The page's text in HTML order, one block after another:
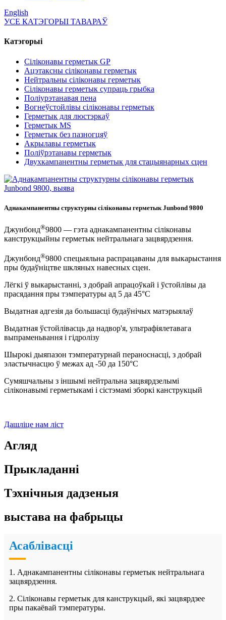
English
УСЕ КАТЭГОРЫІ ТАВАРАЎ
Катэгорыі
Сіліконавы герметык GP
Ацэтаксны сіліконавы герметык
Нейтральны сіліконавы герметык
Сіліконавы герметык супраць грыбка
Поліурэтанавая пена
Вогнеўстойлівы сіліконавы герметык
Герметык для люстэркаў
Герметык MS
Герметык без пазногцяў
Акрылавы герметык
Поліўрэтанавы герметык
Двухкампанентны герметык для стацыянарных сцен
Аднакампанентны структурны сіліконавы герметык Junbond 9800
Джунбонд®9800 — гэта аднакампанентны сіліконавы
канструкцыйны герметык нейтральнага зацвярдзення.
Джунбонд®9800 спецыяльна распрацаваны для выкарыстання
пры будаўніцтве шкляных навесных сцен.
Лёгкі ў выкарыстанні, з добрай апрацоўкай і ўстойлівы да
прасядання пры тэмпературы ад 5 да 45°C
Выдатная адгезія да большасці будаўнічых матэрыялаў
Выдатная ўстойлівасць да надвор'я, ультрафіялетавага
выпраменьвання і гідролізу
Шырокі дыяпазон тэмпературнай пераноснасці, з добрай
эластычнасцю ў межах ад -50 да 150°C
Сумяшчальны з іншымі нейтральна зацвярдзелымі
сіліконавымі герметыкамі і сістэмамі зборкі канструкцый
Дашліце нам ліст
Агляд
Прыкладанні
Тэхнічныя дадзеныя
выстава на фабрыцы
Асаблівасці
1. Аднакампанентны сіліконавы герметык нейтральнага
зацвярдзення.
2. Сіліконавы герметык для канструкцый, які зацвярдзее
пры пакаёвай тэмпературы.